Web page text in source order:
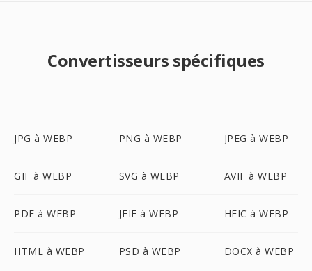
Convertisseurs spécifiques
JPG à WEBP PNG à WEBP JPEG à WEBP
GIF à WEBP SVG à WEBP AVIF à WEBP
PDF à WEBP JFIF à WEBP HEIC à WEBP
HTML à WEBP PSD à WEBP DOCX à WEBP